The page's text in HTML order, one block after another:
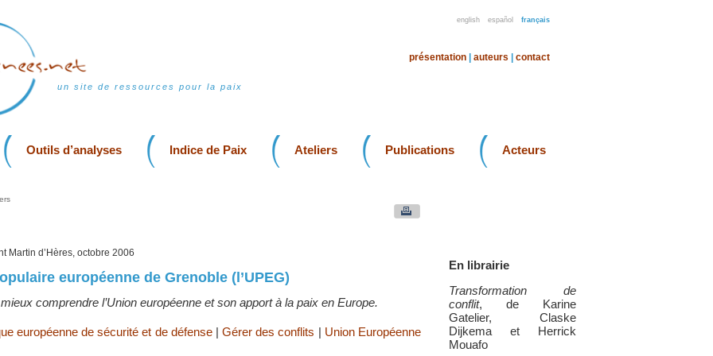
english español français
un site de ressources pour la paix
présentation auteurs contact
Outils d’analyses Indice de Paix Ateliers Publications Acteurs
En librairie
Transformation de
conflit, de Karine
Gatelier, Claske
Dijkema et Herrick
Mouafo
Martin d’Hères, octobre 2006
européenne de Grenoble (l’UPEG)
comprendre l’Union européenne et son apport à la paix en Europe.
européenne de sécurité et de défense|Gérer des conflits | Union Européenne